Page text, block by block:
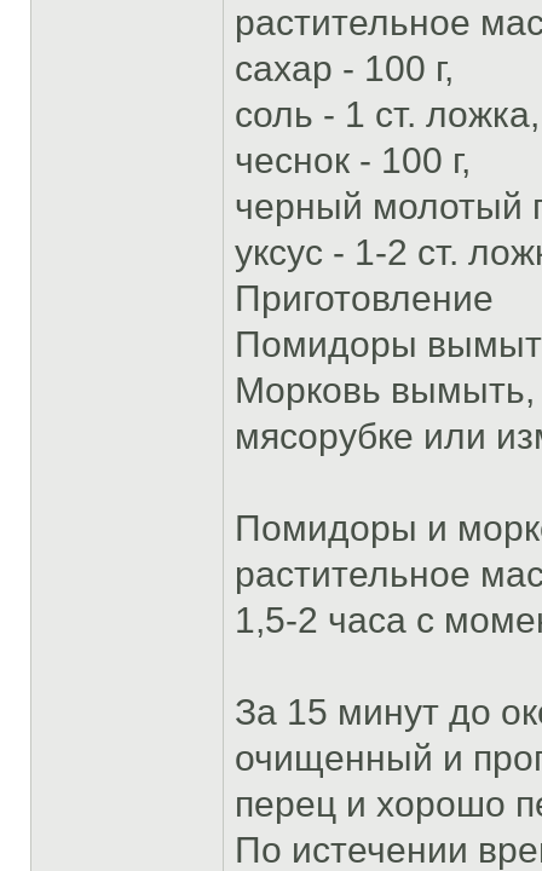
растительное
сахар - 100 г,
соль - 1 ст. ложка,
чеснок - 100 г,
черный молотый
уксус - 1-2 ст.
Приготовление
Помидоры
Морковь вымыть,
мясорубке или
Помидоры и
растительное
1,5-2 часа с
За 15 минут до
очищенный и
перец и хорошо
По истечении